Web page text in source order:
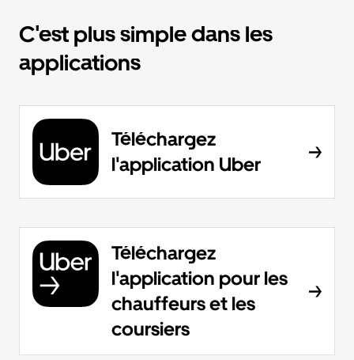
C'est plus simple dans les
applications
Téléchargez
l'application Uber
Téléchargez
l'application pour les
chauffeurs et les
coursiers